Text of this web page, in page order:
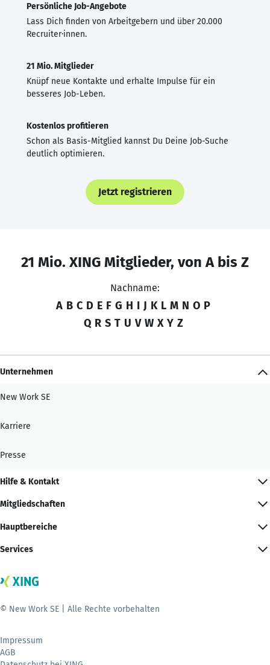
Persönliche Job-Angebote
Lass Dich finden von Arbeitgebern und über 20.000
Recruiter·innen.
21 Mio. Mitglieder
Knüpf neue Kontakte und erhalte Impulse für ein
besseres Job-Leben.
Kostenlos profitieren
Schon als Basis-Mitglied kannst Du Deine Job-Suche
deutlich optimieren.
Jetzt registrieren
21 Mio. XING Mitglieder, von A bis Z
Nachname:
A B C D E F G H I J K L M N O P
Q R S T U V W X Y Z
Unternehmen
New Work SE
Karriere
Presse
Hilfe & Kontakt
Mitgliedschaften
Hauptbereiche
Services
© New Work SE | Alle Rechte vorbehalten
Impressum
AGB